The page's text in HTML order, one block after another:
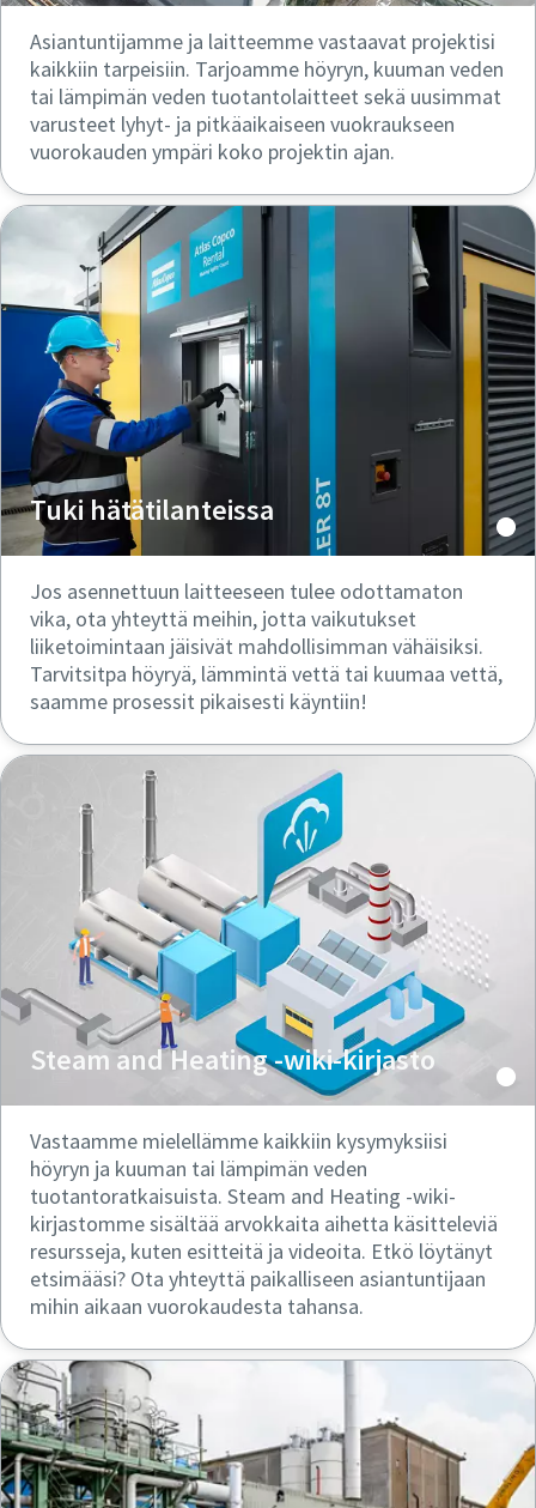
Asiantuntijamme ja laitteemme vastaavat projektisi
kaikkiin tarpeisiin. Tarjoamme höyryn, kuuman veden
tai lämpimän veden tuotantolaitteet sekä uusimmat
varusteet lyhyt- ja pitkäaikaiseen vuokraukseen
vuorokauden ympäri koko projektin ajan.
Tuki hätätilanteissa
Jos asennettuun laitteeseen tulee odottamaton
vika, ota yhteyttä meihin, jotta vaikutukset
liiketoimintaan jäisivät mahdollisimman vähäisiksi.
Tarvitsitpa höyryä, lämmintä vettä tai kuumaa vettä,
saamme prosessit pikaisesti käyntiin!
Steam and Heating -wiki-kirjasto
Vastaamme mielellämme kaikkiin kysymyksiisi
höyryn ja kuuman tai lämpimän veden
tuotantoratkaisuista. Steam and Heating -wiki-
kirjastomme sisältää arvokkaita aihetta käsitteleviä
resursseja, kuten esitteitä ja videoita. Etkö löytänyt
etsimääsi? Ota yhteyttä paikalliseen asiantuntijaan
mihin aikaan vuorokaudesta tahansa.